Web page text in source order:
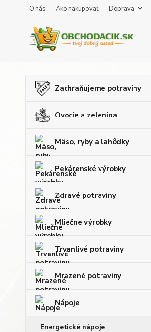
O nás Ako nakupovať Doprava
Zachraňujeme potraviny
Ovocie a zelenina
Mäso, ryby a lahôdky
Pekárenské výrobky
Zdravé potraviny
Mliečne výrobky
Trvanlivé potraviny
Mrazené potraviny
Nápoje
Energetické nápoje